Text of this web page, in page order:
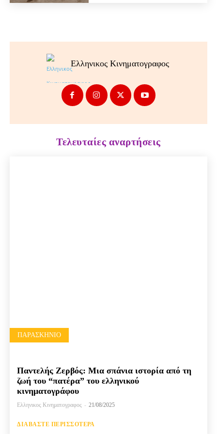
Ελληνικος Κινηματογραφος
Τελευταίες αναρτήσεις
ΠΑΡΑΣΚΉΝΙΟ
Παντελής Ζερβός: Μια σπάνια ιστορία από τη
ζωή του “πατέρα” του ελληνικού
κινηματογράφου
Ελληνικος Κινηματογραφος - 21/08/2025
ΔΙΑΒΆΣΤΕ ΠΕΡΙΣΣΌΤΕΡΑ